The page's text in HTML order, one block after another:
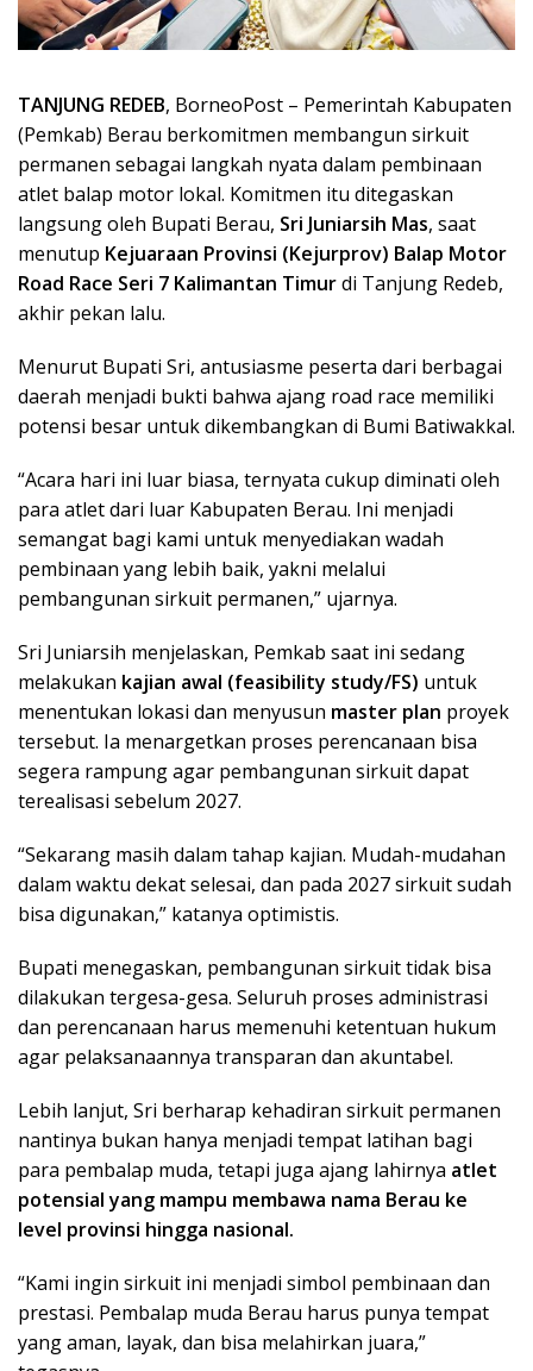
TANJUNG REDEB, BorneoPost – Pemerintah Kabupaten
(Pemkab) Berau berkomitmen membangun sirkuit
permanen sebagai langkah nyata dalam pembinaan
atlet balap motor lokal. Komitmen itu ditegaskan
langsung oleh Bupati Berau, Sri Juniarsih Mas, saat
menutup Kejuaraan Provinsi (Kejurprov) Balap Motor
Road Race Seri 7 Kalimantan Timurdi Tanjung Redeb,
akhir pekan lalu.
Menurut Bupati Sri, antusiasme peserta dari berbagai
daerah menjadi bukti bahwa ajang road race memiliki
potensi besar untuk dikembangkan di Bumi Batiwakkal.
“Acara hari ini luar biasa, ternyata cukup diminati oleh
para atlet dari luar Kabupaten Berau. Ini menjadi
semangat bagi kami untuk menyediakan wadah
pembinaan yang lebih baik, yakni melalui
pembangunan sirkuit permanen,” ujarnya.
Sri Juniarsih menjelaskan, Pemkab saat ini sedang
melakukan kajian awal (feasibility study/FS) untuk
menentukan lokasi dan menyusun master plan proyek
tersebut. Ia menargetkan proses perencanaan bisa
segera rampung agar pembangunan sirkuit dapat
terealisasi sebelum 2027.
“Sekarang masih dalam tahap kajian. Mudah-mudahan
dalam waktu dekat selesai, dan pada 2027 sirkuit sudah
bisa digunakan,” katanya optimistis.
Bupati menegaskan, pembangunan sirkuit tidak bisa
dilakukan tergesa-gesa. Seluruh proses administrasi
dan perencanaan harus memenuhi ketentuan hukum
agar pelaksanaannya transparan dan akuntabel.
Lebih lanjut, Sri berharap kehadiran sirkuit permanen
nantinya bukan hanya menjadi tempat latihan bagi
para pembalap muda, tetapi juga ajang lahirnya atlet
potensial yang mampu membawa nama Berau ke
level provinsi hingga nasional.
“Kami ingin sirkuit ini menjadi simbol pembinaan dan
prestasi. Pembalap muda Berau harus punya tempat
yang aman, layak, dan bisa melahirkan juara,”